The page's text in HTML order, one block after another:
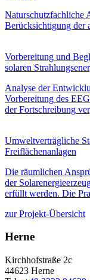
Naturschutzfachliche
Berücksichtigung der
Vorbereitung und
solaren
Analyse der
Vorbereitung des
der Fortschreibung
Umweltverträgliche
Freiflächenanlagen
Die räumlichen
der
erfüllt werden. Die
zur Projekt-Übersicht
Herne
Kirchhofstraße 2c
44623 Herne